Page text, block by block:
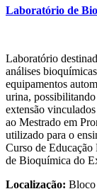
Laboratório de
Laboratório
análises
equipamentos
urina,
extensão
ao Mestrado em
utilizado para o
Curso de Educação
de Bioquímica do
Localização: Bloco